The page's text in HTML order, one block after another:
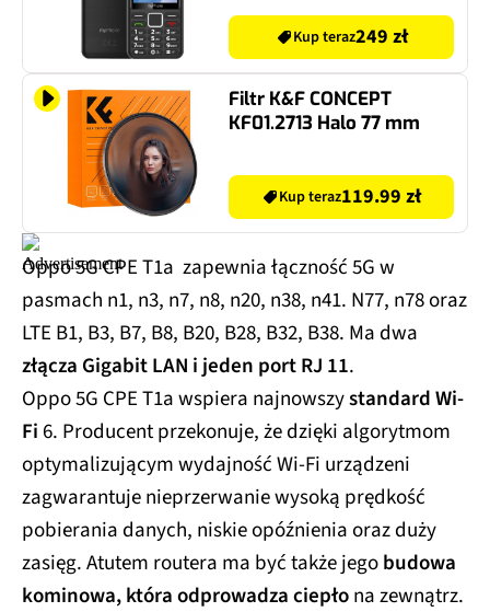
Kup teraz249 zł
Filtr K&F CONCEPT
KF01.2713 Halo 77 mm
Kup teraz119.99 zł
Oppo 5G CPE T1a zapewnia łączność 5G w
pasmach n1, n3, n7, n8, n20, n38, n41. N77, n78 oraz
LTE B1, B3, B7, B8, B20, B28, B32, B38. Ma dwa
złącza Gigabit LAN i jeden port RJ 11.
Oppo 5G CPE T1a wspiera najnowszystandard Wi-
Fi 6. Producent przekonuje, że dzięki algorytmom
optymalizującym wydajność Wi-Fi urządzeni
zagwarantuje nieprzerwanie wysoką prędkość
pobierania danych, niskie opóźnienia oraz duży
zasięg. Atutem routera ma być także jegobudowa
kominowa, która odprowadza ciepłona zewnątrz.